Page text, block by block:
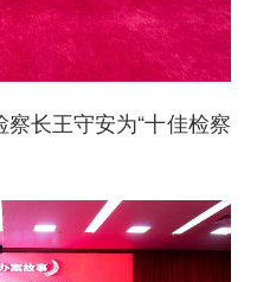
长王守安为“十佳检察